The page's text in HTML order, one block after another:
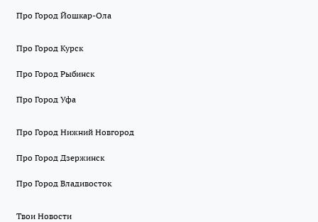
Про Город Йошкар-Ола
Про Город Курск
Про Город Рыбинск
Про Город Уфа
Про Город Нижний Новгород
Про Город Дзержинск
Про Город Владивосток
Твои Новости